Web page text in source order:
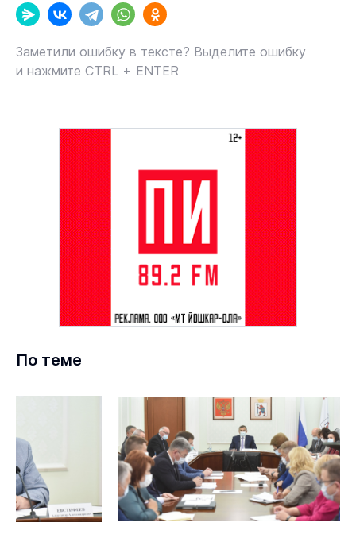
Заметили ошибку в тексте? Выделите ошибку
и нажмите CTRL + ENTER
По теме